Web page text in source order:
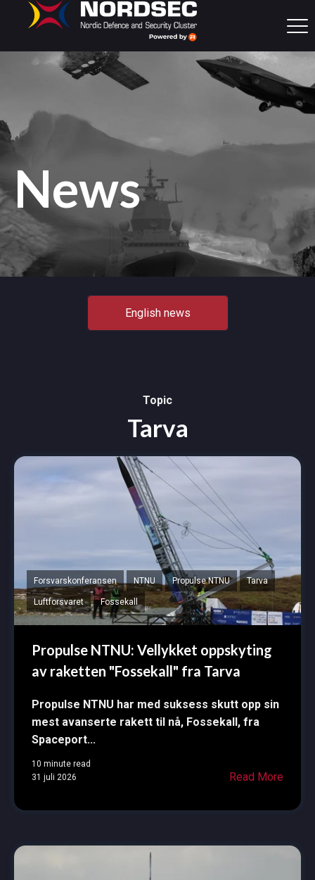
News
English news
Topic
Tarva
Forsvarskonferansen NTNU Propulse NTNU Tarva
Luftforsvaret Fossekall
Propulse NTNU: Vellykket oppskyting
av raketten "Fossekall" fra Tarva
Propulse NTNU har med suksess skutt opp sin
mest avanserte rakett til nå, Fossekall, fra
Spaceport...
10 minute read
31 juli 2026
Read More